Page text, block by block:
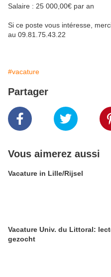
Salaire : 25 000,00€ par an
Si ce poste vous intéresse,
au 09.81.75.43.22
#vacature
Partager
Vous aimerez aussi
Vacature in Lille/Rijsel
Vacature Univ. du Littoral:
gezocht